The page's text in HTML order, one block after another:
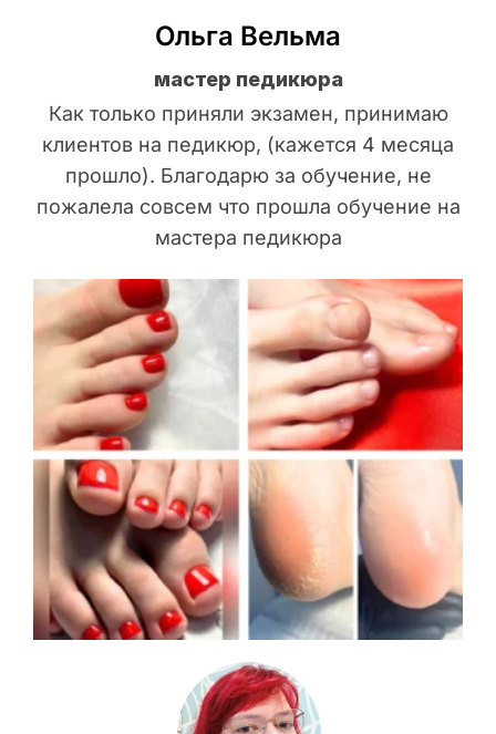
Ольга Вельма
мастер педикюра
Как только приняли экзамен, принимаю
клиентов на педикюр, (кажется 4 месяца
прошло). Благодарю за обучение, не
пожалела совсем что прошла обучение на
мастера педикюра